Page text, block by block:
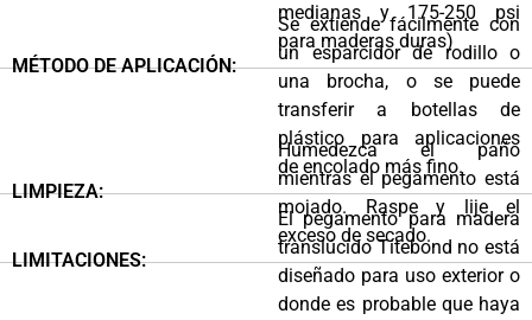
medianas y 175-250 psi
para maderas duras)
MÉTODO DE APLICACIÓN:
Se extiende fácilmente con
un esparcidor de rodillo o
una brocha, o se puede
transferir a botellas de
plástico para aplicaciones
de encolado más fino.
LIMPIEZA:
Humedezca el paño
mientras el pegamento está
mojado. Raspe y lije el
exceso de secado.
LIMITACIONES:
El pegamento para madera
translúcido Titebond no está
diseñado para uso exterior o
donde es probable que haya